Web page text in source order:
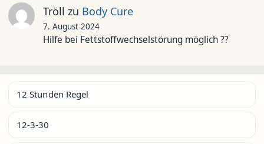
Tröll zu Body Cure
7. August 2024
Hilfe bei Fettstoffwechselstörung möglich ??
12 Stunden Regel
12-3-30